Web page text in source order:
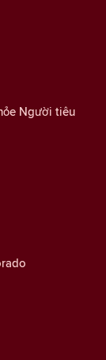
Người tiêu